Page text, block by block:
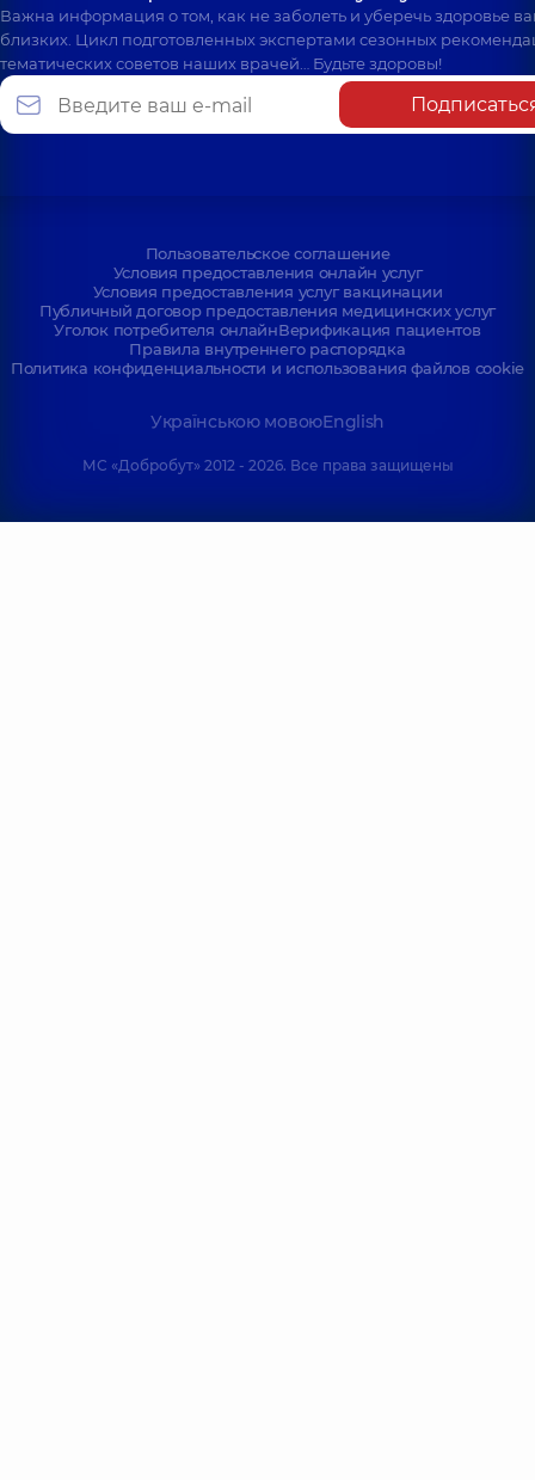
Важна информация о том, как не заболеть и уберечь здоровье
близких. Цикл подготовленных экспертами сезонных
тематических советов наших врачей… Будьте здоровы!
Пользовательское соглашение
Условия предоставления онлайн услуг
Условия предоставления услуг вакцинации
Публичный договор предоставления медицинских услуг
Уголок потребителя онлайнВерификация пациентов
Правила внутреннего распорядка
Политика конфиденциальности и использования файлов cookie
Українською мовоюEnglish
МС «Добробут» 2012 - 2026. Все права защищены